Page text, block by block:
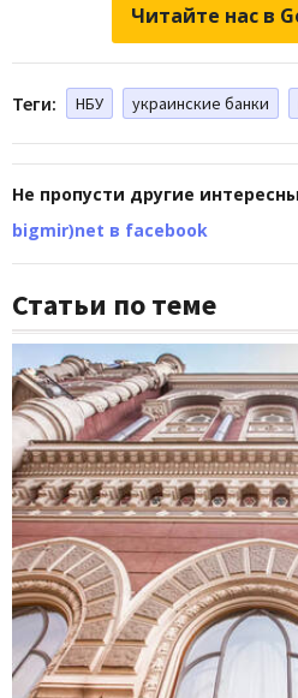
Читайте нас в
Теги: НБУ украинские банки
Не пропусти другие
bigmir)net в facebook
Статьи по теме